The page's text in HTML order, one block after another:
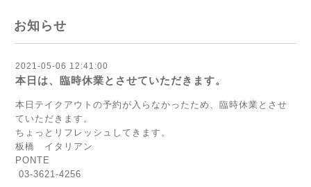
お知らせ
2021-05-06 12:41:00
本日は、臨時休業とさせていただきます。
本日テイクアウトの予約が入らなかったため、臨時休業とさせ
ていただきます。
ちょっとリフレッシュしてきます。
板橋 イタリアン
PONTE
03-3621-4256